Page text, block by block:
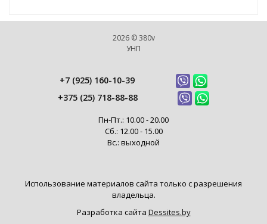
2026 © 380v
УНП
+7 (925) 160-10-39
+375 (25) 718-88-88
Пн-Пт.: 10.00 - 20.00
Сб.: 12.00 - 15.00
Вс.: выходной
Использование материалов сайта только с разрешения
владельца.
Разработка сайта Dessites.by